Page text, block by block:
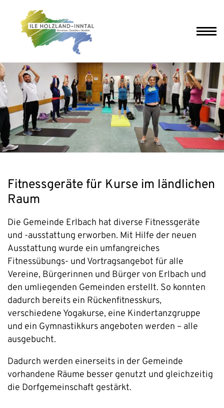
Fitnessgeräte für Kurse im ländlichen
Raum
Die Gemeinde Erlbach hat diverse Fitnessgeräte
und -ausstattung erworben. Mit Hilfe der neuen
Ausstattung wurde ein umfangreiches
Fitnessübungs- und Vortragsangebot für alle
Vereine, Bürgerinnen und Bürger von Erlbach und
den umliegenden Gemeinden erstellt. So konnten
dadurch bereits ein Rückenfitnesskurs,
verschiedene Yogakurse, eine Kindertanzgruppe
und ein Gymnastikkurs angeboten werden – alle
ausgebucht.
Dadurch werden einerseits in der Gemeinde
vorhandene Räume besser genutzt und gleichzeitig
die Dorfgemeinschaft gestärkt.